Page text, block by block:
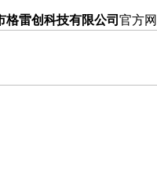
格雷创科技有限公司 官方